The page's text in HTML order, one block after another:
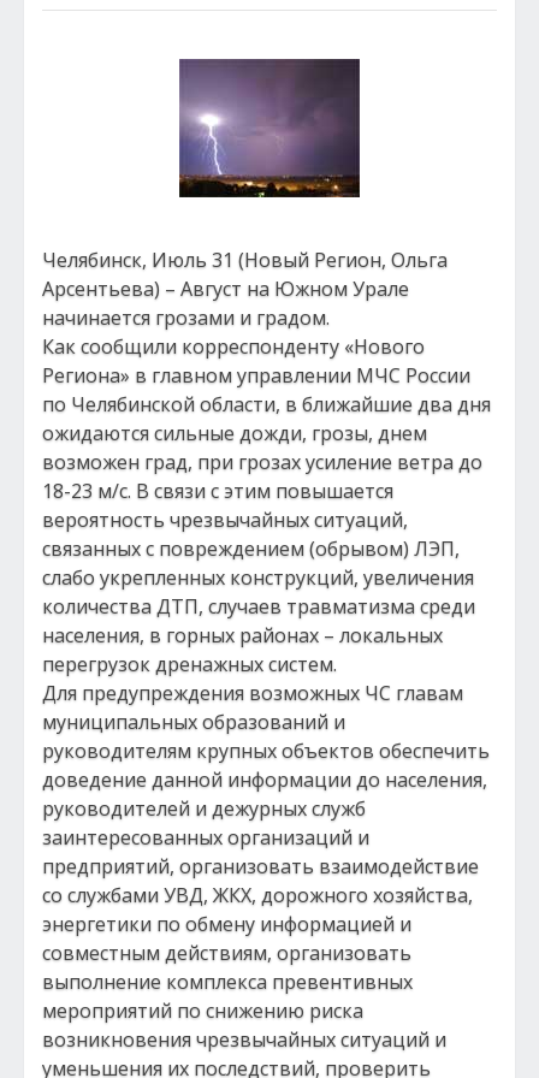
Челябинск, Июль 31 (Новый Регион, Ольга
Арсентьева) – Август на Южном Урале
начинается грозами и градом.
Как сообщили корреспонденту «Нового
Региона» в главном управлении МЧС России
по Челябинской области, в ближайшие два дня
ожидаются сильные дожди, грозы, днем
возможен град, при грозах усиление ветра до
18-23 м/с. В связи с этим повышается
вероятность чрезвычайных ситуаций,
связанных с повреждением (обрывом) ЛЭП,
слабо укрепленных конструкций, увеличения
количества ДТП, случаев травматизма среди
населения, в горных районах – локальных
перегрузок дренажных систем.
Для предупреждения возможных ЧС главам
муниципальных образований и
руководителям крупных объектов обеспечить
доведение данной информации до населения,
руководителей и дежурных служб
заинтересованных организаций и
предприятий, организовать взаимодействие
со службами УВД, ЖКХ, дорожного хозяйства,
энергетики по обмену информацией и
совместным действиям, организовать
выполнение комплекса превентивных
мероприятий по снижению риска
возникновения чрезвычайных ситуаций и
уменьшения их последствий, проверить